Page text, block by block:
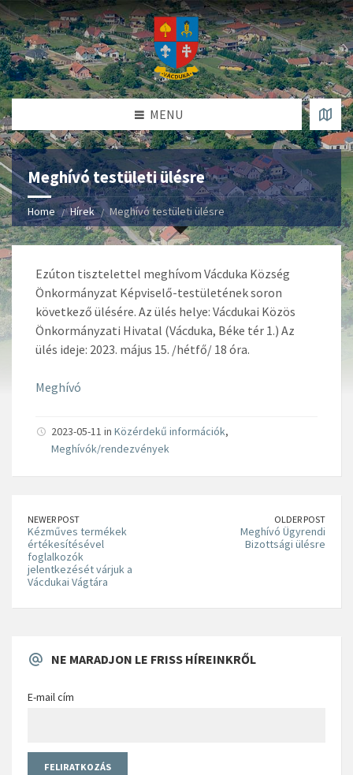
MENU
Meghívó testületi ülésre
Home Hírek Meghívó testületi ülésre
Ezúton tisztelettel meghívom Vácduka Község
Önkormányzat Képviselő-testületének soron
következő ülésére. Az ülés helye: Vácdukai Közös
Önkormányzati Hivatal (Vácduka, Béke tér 1.) Az
ülés ideje: 2023. május 15. /hétfő/ 18 óra.
Meghívó
2023-05-11 in Közérdekű információk,
Meghívók/rendezvények
NEWER POST
Kézműves termékek
értékesítésével
foglalkozók
jelentkezését várjuk a
Vácdukai Vágtára
OLDER POST
Meghívó Ügyrendi
Bizottsági ülésre
NE MARADJON LE FRISS HÍREINKRŐL
E-mail cím